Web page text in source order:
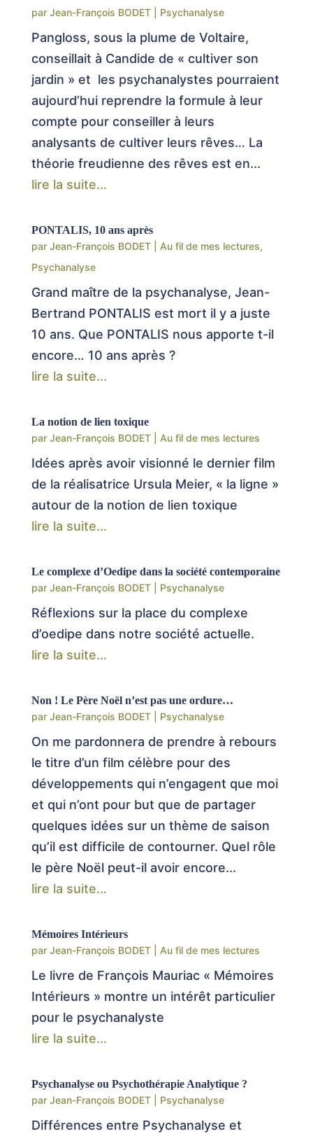
par Jean-François BODET| Psychanalyse
Pangloss, sous la plume de Voltaire,
conseillait à Candide de « cultiver son
jardin » et les psychanalystes pourraient
aujourd’hui reprendre la formule à leur
compte pour conseiller à leurs
analysants de cultiver leurs rêves… La
théorie freudienne des rêves est en...
lire la suite...
PONTALIS, 10 ans après
par Jean-François BODET| Au fil de mes lectures,
Psychanalyse
Grand maître de la psychanalyse, Jean-
Bertrand PONTALIS est mort il y a juste
10 ans. Que PONTALIS nous apporte t-il
encore… 10 ans après ?
lire la suite...
La notion de lien toxique
par Jean-François BODET| Au fil de mes lectures
Idées après avoir visionné le dernier film
de la réalisatrice Ursula Meier, « la ligne »
autour de la notion de lien toxique
lire la suite...
Le complexe d’Oedipe dans la société contemporaine
par Jean-François BODET| Psychanalyse
Réflexions sur la place du complexe
d’oedipe dans notre société actuelle.
lire la suite...
Non ! Le Père Noël n’est pas une ordure…
par Jean-François BODET| Psychanalyse
On me pardonnera de prendre à rebours
le titre d’un film célèbre pour des
développements qui n’engagent que moi
et qui n’ont pour but que de partager
quelques idées sur un thème de saison
qu’il est difficile de contourner. Quel rôle
le père Noël peut-il avoir encore...
lire la suite...
Mémoires Intérieurs
par Jean-François BODET| Au fil de mes lectures
Le livre de François Mauriac « Mémoires
Intérieurs » montre un intérêt particulier
pour le psychanalyste
lire la suite...
Psychanalyse ou Psychothérapie Analytique ?
par Jean-François BODET| Psychanalyse
Différences entre Psychanalyse et